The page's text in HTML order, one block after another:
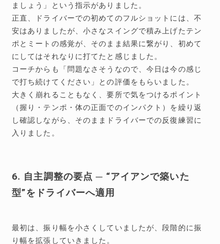
ましょう」という指示がありました。
正直、ドライバーでの初めてのフルショットには、不
安はありましたが、小さなスイングで積み上げたテン
ポとミートの感覚が、そのまま結果に繋がり、初めて
にしてはそれなりに打てたと感じました。
コーチからも「問題なさそうなので、今日は今の感じ
で打ち続けてください」との評価をもらいました。
大きく崩れることもなく、要所で気をつけるポイント
（握り・テンポ・体の正面でのインパクト）を繰り返
し確認しながら、そのままドライバーでの反復練習に
入りました。
6. 自主調整の要点 ─ “アイアンで築いた
型”をドライバーへ適用
最初は、振り幅を小さくしていましたが、段階的に振
り幅を拡張していきました。